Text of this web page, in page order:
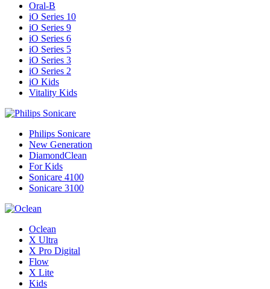
Oral-B
iO Series 10
iO Series 9
iO Series 6
iO Series 5
iO Series 3
iO Series 2
iO Kids
Vitality Kids
Philips Sonicare
New Generation
DiamondClean
For Kids
Sonicare 4100
Sonicare 3100
Oclean
X Ultra
X Pro Digital
Flow
X Lite
Kids